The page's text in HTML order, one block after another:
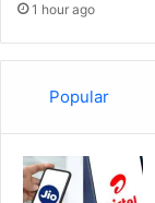
1 hour ago
Popular